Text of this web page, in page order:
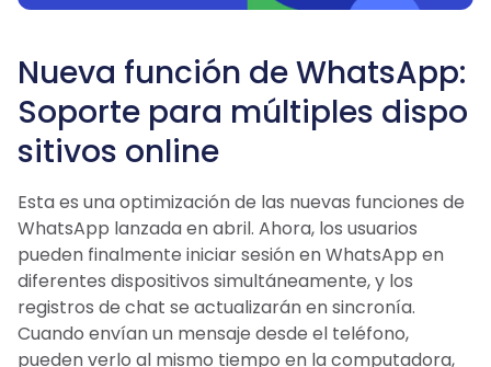
Nueva función de WhatsApp:
Soporte para múltiples dispo
sitivos online
Esta es una optimización de las nuevas funciones de
WhatsApp lanzada en abril. Ahora, los usuarios
pueden finalmente iniciar sesión en WhatsApp en
diferentes dispositivos simultáneamente, y los
registros de chat se actualizarán en sincronía.
Cuando envían un mensaje desde el teléfono,
pueden verlo al mismo tiempo en la computadora,